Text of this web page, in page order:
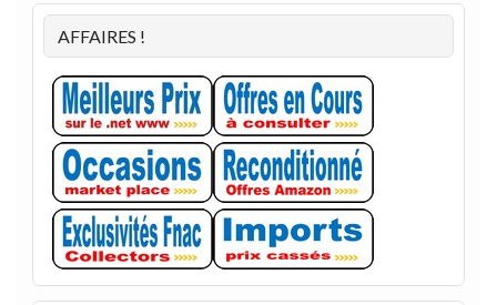
AFFAIRES !